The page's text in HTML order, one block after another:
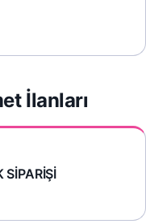
İlanları